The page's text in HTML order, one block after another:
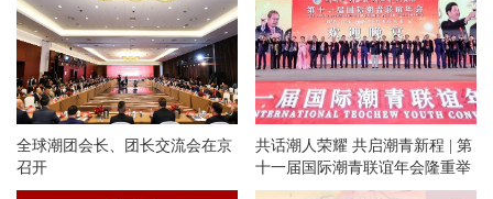
全球潮团会长、团长交流会在京
召开
共话潮人荣耀 共启潮青新程 | 第
十一届国际潮青联谊年会隆重举
办欢迎晚宴和专场文艺晚会！